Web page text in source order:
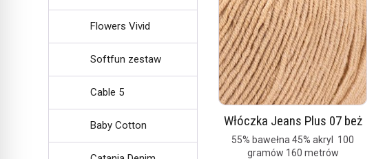
Włóczka Jeans Plus 07 beż
55% bawełna 45% akryl 100
gramów 160 metrów
Flowers Vivid
Softfun zestaw
Cable 5
Baby Cotton